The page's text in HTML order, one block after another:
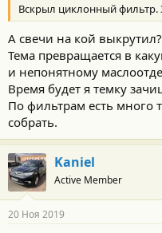
и
:
Вскрыл циклонный фильтр.
А свечи на кой выкрутил?
Тема превращается в
и непонятному
Время будет я темку
По фильтрам есть много
собрать.
Kaniel
Active Member
20 Ноя 2019